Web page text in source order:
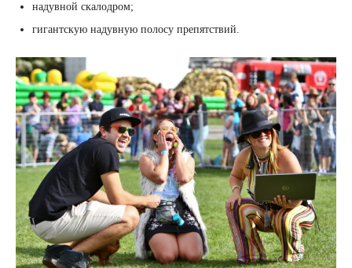
надувной скалодром;
гигантскую надувную полосу препятствий.